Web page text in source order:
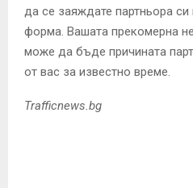
да се заяждате партньора
форма. Вашата прекомерна
може да бъде причината
от вас за известно време.
Trafficnews.bg